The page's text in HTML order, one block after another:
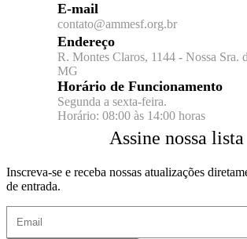
E-mail
contato@ammesf.org.br
Endereço
R. Montes Claros, 1144 - Nossa Sra.
MG
Horário de Funcionamento
Segunda a sexta-feira.
Horário: 08:00 às 14:00 horas
Assine nossa lista
Inscreva-se e receba nossas atualizações
de entrada.